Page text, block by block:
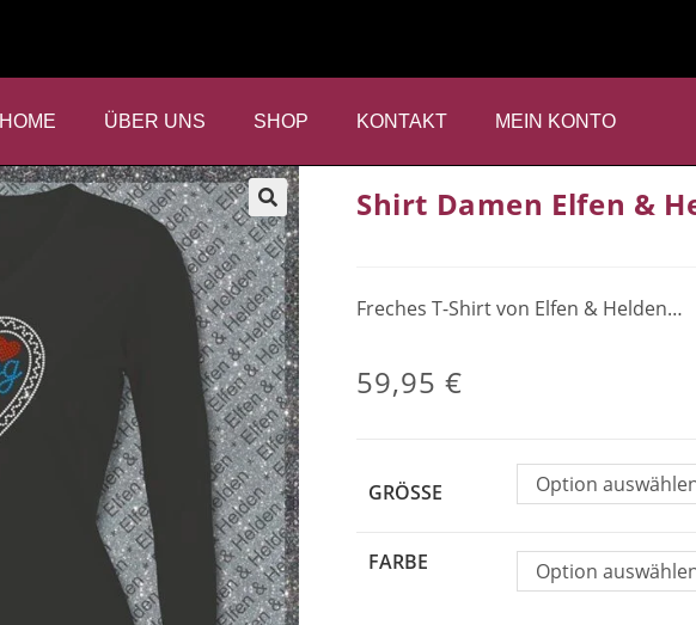
HOME ÜBER UNS SHOP KONTAKT MEIN KONTO
Shirt Damen Elfen &
Freches T-Shirt von Elfen & Helden…
59,95 €
GRÖSSE Option
FARBE Option